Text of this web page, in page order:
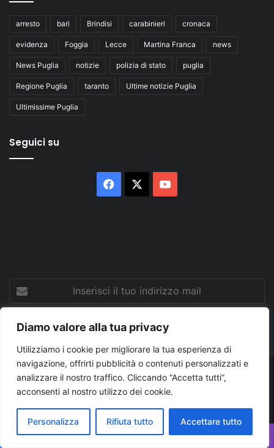
Diamo valore alla tua privacy
Utilizziamo i cookie per migliorare la tua esperienza di
navigazione, offrirti pubblicità o contenuti personalizzati e
analizzare il nostro traffico. Cliccando “Accetta tutti”,
acconsenti al nostro utilizzo dei cookie.
Personalizza Rifiuta tutto Accettare tutto
arresto bari Brindisi carabinieri cronaca
evidenza Foggia Lecce Martina Franca news
News Puglia notizie polizia di stato puglia
Regione Puglia taranto Ultime notizie Puglia
Ultimissime Puglia
Seguici su
Facebook
Inserisci
tuo
indirizzo
© Copyright 2026, Tutti i diritti riservati |
© Copyright
Pugliapress - Quotidiano online editore associazione giornalisti
riuniti registrato presso il tribunale di Taranto al n. 569/2000 del
24/10/2000. Direttore responsabile Antonio Rubino